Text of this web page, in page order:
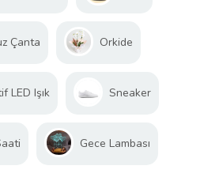
Çanta Orkide
LED Işık Sneaker
Gece Lambası